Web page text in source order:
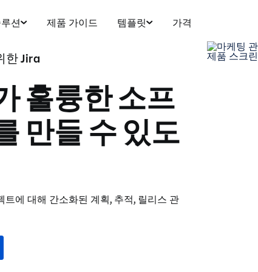
션 제품 가이드 템플릿 가격
한 Jira
훌륭한 소프
만들 수 있도
트에 대해 간소화된 계획, 추적, 릴리스 관